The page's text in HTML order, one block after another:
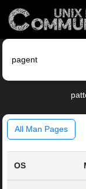
All Man Pages
OS